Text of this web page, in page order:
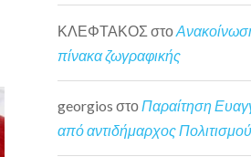
ΚΛΕΦΤΑΚΟΣ στο
πίνακα ζωγραφικής
georgios στοΠαραίτηση
από αντιδήμαρχος Πολιτισμού